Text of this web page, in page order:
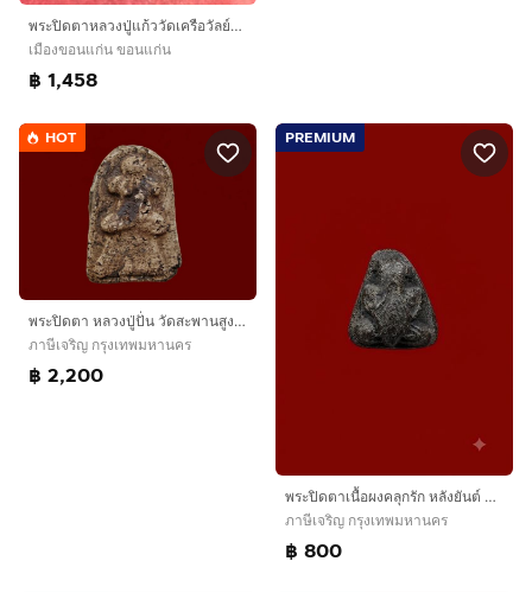
พระปิดตาหลวงปู่แก้ววัดเครือวัลย์ชลบุรี
เมืองขอนแก่น ขอนแก่น
฿ 1,458
HOT
พระปิดตา หลวงปู่ปั่น วัดสะพานสูง พิมพ์ว่าวจุฬา
ภาษีเจริญ กรุงเทพมหานคร
฿ 2,200
PREMIUM
พระปิดตาเนื้อผงคลุกรัก หลังยันต์ สายชลบุรี
ภาษีเจริญ กรุงเทพมหานคร
฿ 800